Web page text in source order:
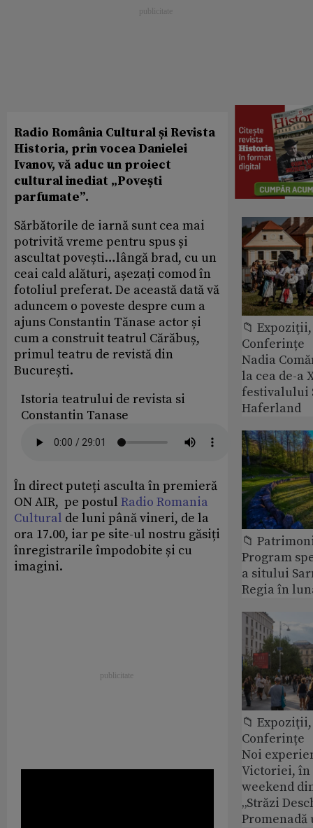
Radio România Cultural și Revista
Historia, prin vocea Danielei
Ivanov, vă aduc un proiect
cultural inediat „Povești
parfumate”.
Sărbătorile de iarnă sunt cea mai
potrivită vreme pentru spus și
ascultat povești…lângă brad, cu un
ceai cald alături, așezați comod în
fotoliul preferat. De această dată vă
aduncem o poveste despre cum a
ajuns Constantin Tănase actor și
cum a construit teatrul Cărăbuș,
primul teatru de revistă din
București.
Istoria teatrului de revista si
Constantin Tanase
În direct puteți asculta în premieră
ON AIR, pe postul Radio Romania
Cultural de luni până vineri, de la
ora 17.00, iar pe site-ul nostru găsiți
înregistrarile împodobite și cu
imagini.
📁
Conferințe
Nadia
la cea de-a
festivalului
Haferland
📁
Program
a sitului
Regia în
📁
Conferințe
Noi
Victoriei,
weekend
„Străzi
Promenadă